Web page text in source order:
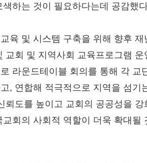
하는 것이 필요하다는데 공감했
육 및 시스템 구축을 위해 향후 재
교회 및 지역사회 교육프로그램 운
라운드테이블 회의를 통해 각 교
, 연합해 적극적으로 지역을 섬기
뢰도를 높이고 교회의 공공성을 강
교회의 사회적 역할이 더욱 확대될